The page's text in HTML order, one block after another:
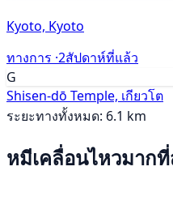
Kyoto, Kyoto
ทางการ ·2สัปดาห์ที่แล้ว
G
Shisen-dō Temple, เกียวโต
ระยะทางทั้งหมด: 6.1 km
หมีเคลื่อนไหวมากที่